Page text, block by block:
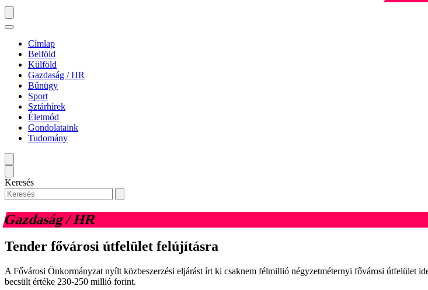
Címlap
Belföld
Külföld
Gazdaság / HR
Bűnügy
Sport
Sztárhírek
Életmód
Gondolataink
Tudomány
Keresés
Gazdaság / HR
Tender fővárosi útfelület felújításra
A Fővárosi Önkormányzat nyílt közbeszerzési eljárást írt ki csaknem félmillió négyzetméternyi fővárosi útfelület
becsült értéke 230-250 millió forint.